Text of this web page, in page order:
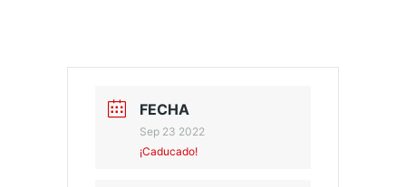
FECHA
Sep 23 2022
¡Caducado!